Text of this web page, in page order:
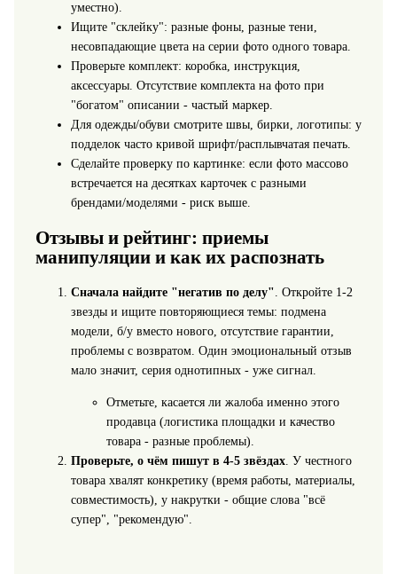
уместно).
Ищите "склейку": разные фоны, разные тени,
несовпадающие цвета на серии фото одного товара.
Проверьте комплект: коробка, инструкция,
аксессуары. Отсутствие комплекта на фото при
"богатом" описании - частый маркер.
Для одежды/обуви смотрите швы, бирки, логотипы: у
подделок часто кривой шрифт/расплывчатая печать.
Сделайте проверку по картинке: если фото массово
встречается на десятках карточек с разными
брендами/моделями - риск выше.
Отзывы и рейтинг: приемы
манипуляции и как их распознать
Сначала найдите "негатив по делу" . Откройте 1-2
звезды и ищите повторяющиеся темы: подмена
модели, б/у вместо нового, отсутствие гарантии,
проблемы с возвратом. Один эмоциональный отзыв
мало значит, серия однотипных - уже сигнал.
Отметьте, касается ли жалоба именно этого
продавца (логистика площадки и качество
товара - разные проблемы).
Проверьте, о чём пишут в 4-5 звёздах. У честного
товара хвалят конкретику (время работы, материалы,
совместимость), у накрутки - общие слова "всё
супер", "рекомендую".